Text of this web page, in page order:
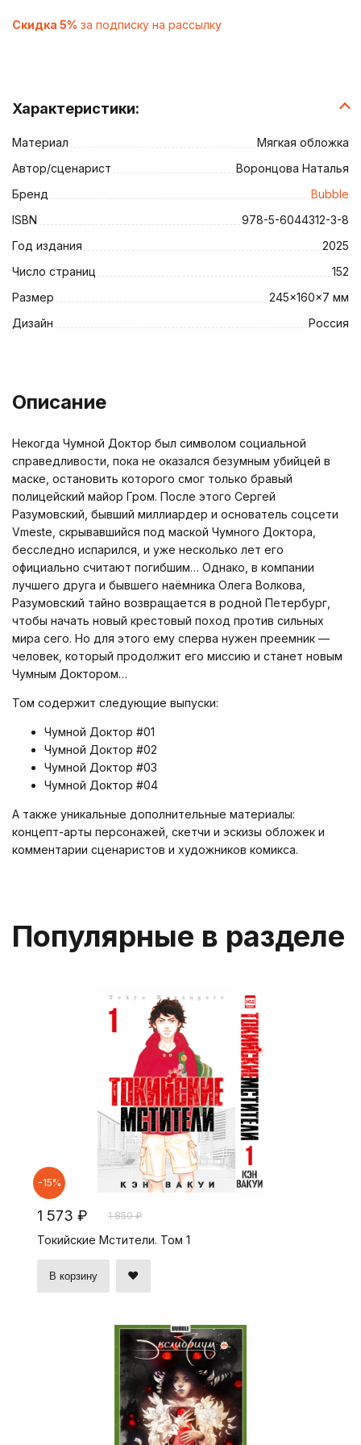
Характеристики:
Материал
Мягкая обложка
Автор/сценарист
Воронцова Наталья
Бренд
Bubble
ISBN
978-5-6044312-3-8
Год издания
2025
Число страниц
152
Размер
245x160x7 мм
Дизайн
Россия
Скидка 5% за подписку на рассылку
Описание
Некогда Чумной Доктор был символом социальной
справедливости, пока не оказался безумным убийцей в
маске, остановить которого смог только бравый
полицейский майор Гром. После этого Сергей
Разумовский, бывший миллиардер и основатель соцсети
Vmeste, скрывавшийся под маской Чумного Доктора,
бесследно испарился, и уже несколько лет его
официально считают погибшим… Однако, в компании
лучшего друга и бывшего наёмника Олега Волкова,
Разумовский тайно возвращается в родной Петербург,
чтобы начать новый крестовый поход против сильных
мира сего. Но для этого ему сперва нужен преемник —
человек, который продолжит его миссию и станет новым
Чумным Доктором…
Том содержит следующие выпуски:
Чумной Доктор #01
Чумной Доктор #02
Чумной Доктор #03
Чумной Доктор #04
А также уникальные дополнительные материалы:
концепт-арты персонажей, скетчи и эскизы обложек и
комментарии сценаристов и художников комикса.
Популярные в разделе
-15%
1 573 ₽ 1 850 ₽
Токийские Мстители. Том 1
В корзину